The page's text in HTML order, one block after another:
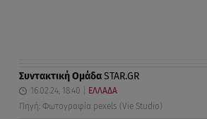
Συντακτική ΟμάδαSTAR.GR
16.02.24, 18:40
ΕΛΛΑΔΑ
Πηγή: Φωτογραφία pexels (Vie Studio)